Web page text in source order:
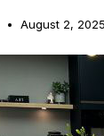
August 2, 2025